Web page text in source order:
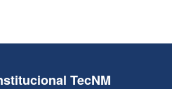
TecNM